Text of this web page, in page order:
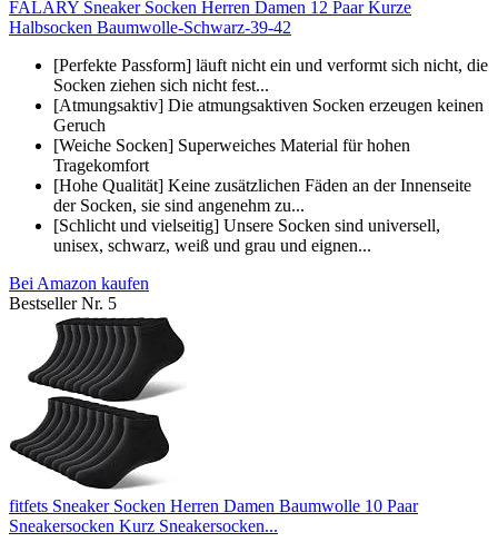
FALARY Sneaker Socken Herren Damen 12 Paar Kurze
Halbsocken Baumwolle-Schwarz-39-42
[Perfekte Passform] läuft nicht ein und verformt sich nicht, die
Socken ziehen sich nicht fest...
[Atmungsaktiv] Die atmungsaktiven Socken erzeugen keinen
Geruch
[Weiche Socken] Superweiches Material für hohen
Tragekomfort
[Hohe Qualität] Keine zusätzlichen Fäden an der Innenseite
der Socken, sie sind angenehm zu...
[Schlicht und vielseitig] Unsere Socken sind universell,
unisex, schwarz, weiß und grau und eignen...
Bei Amazon kaufen
Bestseller Nr. 5
fitfets Sneaker Socken Herren Damen Baumwolle 10 Paar
Sneakersocken Kurz Sneakersocken...